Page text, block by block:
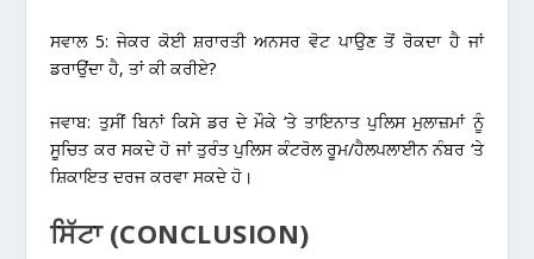
ਸਵਾਲ 5: ਜੇਕਰ ਕੋਈ ਸ਼ਰਾਰਤੀ ਅਨਸਰ ਵੋਟ ਪਾਉਣ ਤੋਂ ਰੋਕਦਾ ਹੈ ਜਾਂ
ਡਰਾਉਂਦਾ ਹੈ, ਤਾਂ ਕੀ ਕਰੀਏ?
ਜਵਾਬ: ਤੁਸੀਂ ਬਿਨਾਂ ਕਿਸੇ ਡਰ ਦੇ ਮੌਕੇ ‘ਤੇ ਤਾਇਨਾਤ ਪੁਲਿਸ ਮੁਲਾਜ਼ਮਾਂ ਨੂੰ
ਸੂਚਿਤ ਕਰ ਸਕਦੇ ਹੋ ਜਾਂ ਤੁਰੰਤ ਪੁਲਿਸ ਕੰਟਰੋਲ ਰੂਮ/ਹੈਲਪਲਾਈਨ ਨੰਬਰ ‘ਤੇ
ਸ਼ਿਕਾਇਤ ਦਰਜ ਕਰਵਾ ਸਕਦੇ ਹੋ।
ਸਿੱਟਾ (CONCLUSION)